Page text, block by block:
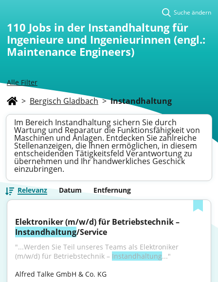
Alle Filter
Suche ändern
110 Jobs in der Instandhaltung für
Ingenieure und Ingenieurinnen (engl.:
Maintenance Engineers)
> Bergisch Gladbach > Instandhaltung
Im Bereich Instandhaltung sichern Sie durch
Wartung und Reparatur die Funktionsfähigkeit von
Maschinen und Anlagen. Entdecken Sie zahlreiche
Stellenanzeigen, die Ihnen ermöglichen, in diesem
entscheidenden Tätigkeitsfeld Verantwortung zu
übernehmen und Ihr handwerkliches Geschick
einzubringen.
Relevanz Datum Entfernung
Instandhaltung/Service
"...Werden Sie Teil unseres Teams als Elektroniker
(m/w/d) für Betriebstechnik – Instandhaltung..."
Alfred Talke GmbH & Co. KG